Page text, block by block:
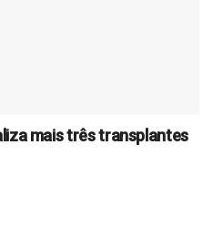
mais três transplantes